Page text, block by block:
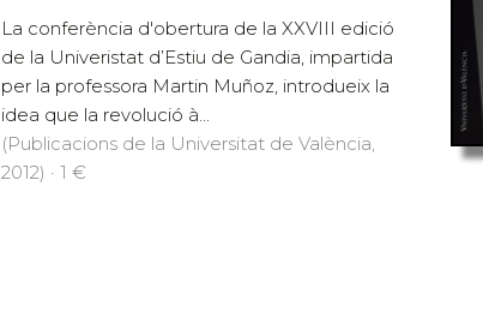
La conferència d'obertura de la XXVIII edició
de la Univeristat d’Estiu de Gandia, impartida
per la professora Martin Muñoz, introdueix la
idea que la revolució à...
(Publicacions de la Universitat de València,
2012) · 1 €